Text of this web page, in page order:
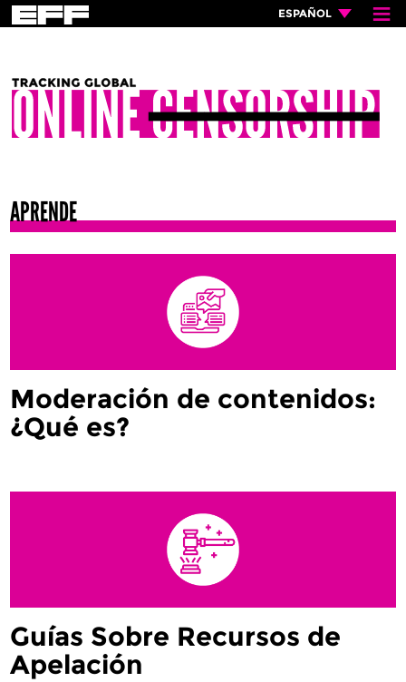
×
ESPAÑOL ≡
APRENDE
Moderación de contenidos:
¿Qué es?
Guías Sobre Recursos de
Apelación